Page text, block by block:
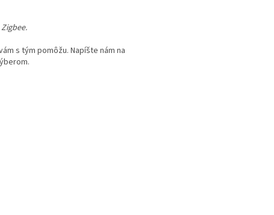
s tým pomôžu. Napíšte nám na